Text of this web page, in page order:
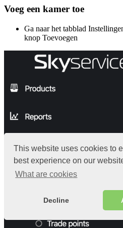
This website uses cookies to
best experience on our
What are cookies
Decline
Voeg een kamer toe
Ga naar het tabblad
knop Toevoegen